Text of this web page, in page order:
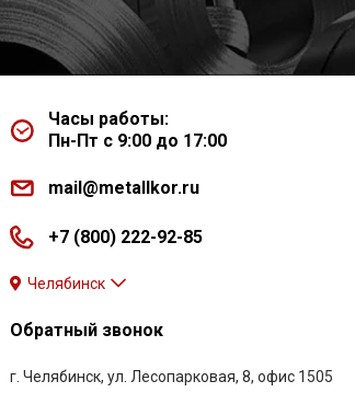
Часы работы:
Пн-Пт с 9:00 до 17:00
mail@metallkor.ru
+7 (800) 222-92-85
Челябинск
Обратный звонок
г. Челябинск, ул. Лесопарковая, 8, офис 1505